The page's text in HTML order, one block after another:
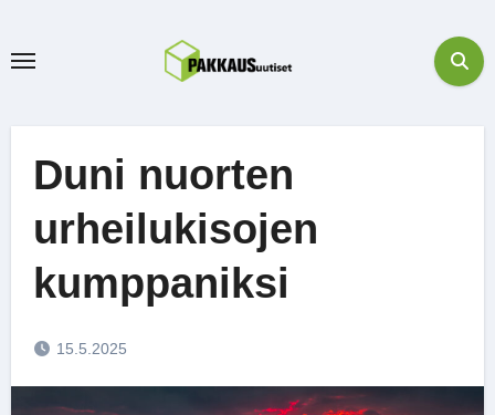
Duni nuorten
urheilukisojen
kumppaniksi
15.5.2025